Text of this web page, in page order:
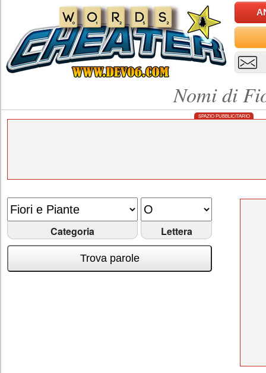
Nomi di
SPAZIO PUBBLICITARIO
Categoria Lettera
Trova parole